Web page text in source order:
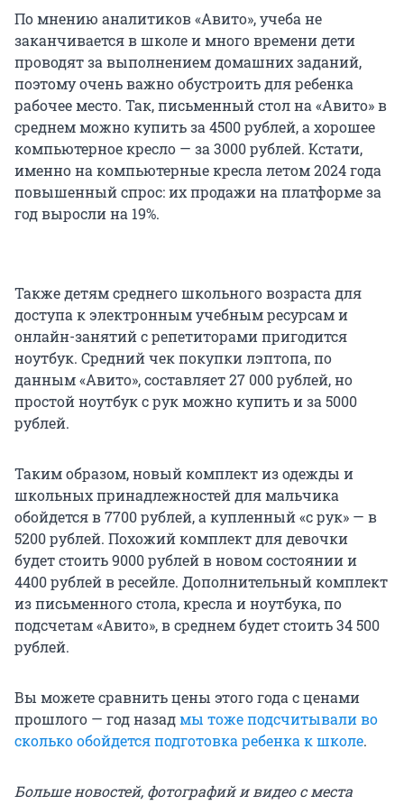
По мнению аналитиков «Авито», учеба не
заканчивается в школе и много времени дети
проводят за выполнением домашних заданий,
поэтому очень важно обустроить для ребенка
рабочее место. Так, письменный стол на «Авито» в
среднем можно купить за 4500 рублей, а хорошее
компьютерное кресло — за 3000 рублей. Кстати,
именно на компьютерные кресла летом 2024 года
повышенный спрос: их продажи на платформе за
год выросли на 19%.
Также детям среднего школьного возраста для
доступа к электронным учебным ресурсам и
онлайн-занятий с репетиторами пригодится
ноутбук. Средний чек покупки лэптопа, по
данным «Авито», составляет 27 000 рублей, но
простой ноутбук с рук можно купить и за 5000
рублей.
Таким образом, новый комплект из одежды и
школьных принадлежностей для мальчика
обойдется в 7700 рублей, а купленный «с рук» — в
5200 рублей. Похожий комплект для девочки
будет стоить 9000 рублей в новом состоянии и
4400 рублей в ресейле. Дополнительный комплект
из письменного стола, кресла и ноутбука, по
подсчетам «Авито», в среднем будет стоить 34 500
рублей.
Вы можете сравнить цены этого года с ценами
прошлого — год назадмы тоже подсчитывали во
сколько обойдется подготовка ребенка к школе.
Больше новостей, фотографий и видео с места